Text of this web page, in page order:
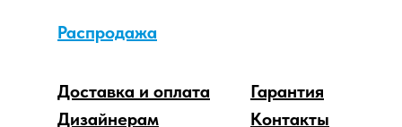
Распродажа
Дизайнерам
Доставка и оплата
Гарантия
Контакты